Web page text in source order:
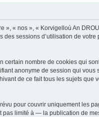
», « nos », « Korvigelloù An
sessions d’utilisation de votre
certain nombre de cookies qui
anonyme de session qui vous
de ce fait tous les sujets que
pour couvrir uniquement les
pas limité à — la publication de